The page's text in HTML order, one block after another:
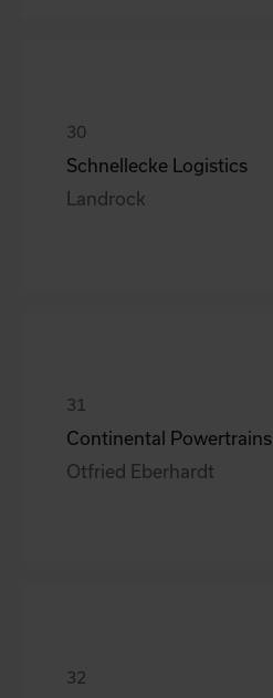
Schnellecke Logistics
Landrock
Continental Powertrains
Otfried Eberhardt